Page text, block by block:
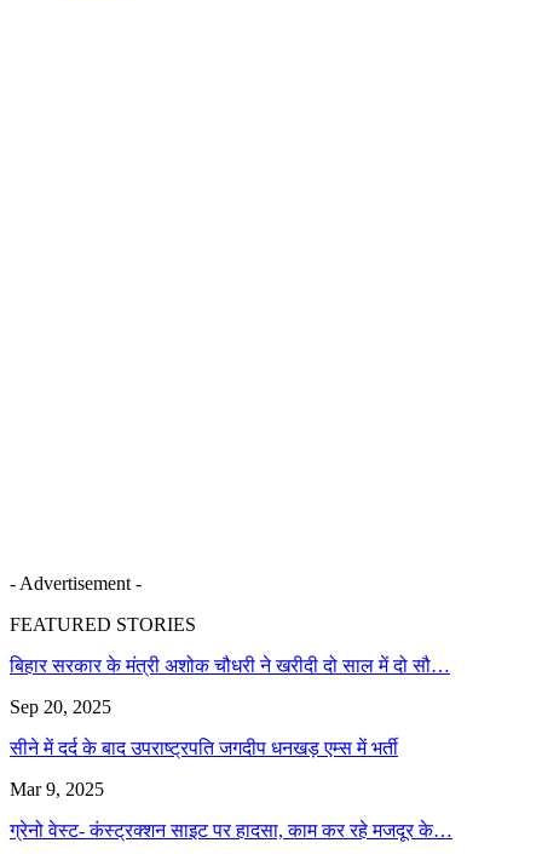
- Advertisement -
FEATURED STORIES
बिहार सरकार के मंत्री अशोक चौधरी ने खरीदी दो साल में दो सौ…
Sep 20, 2025
सीने में दर्द के बाद उपराष्ट्रपति जगदीप धनखड़ एम्स में भर्ती
Mar 9, 2025
ग्रेनो वेस्ट- कंस्ट्रक्शन साइट पर हादसा, काम कर रहे मजदूर के…